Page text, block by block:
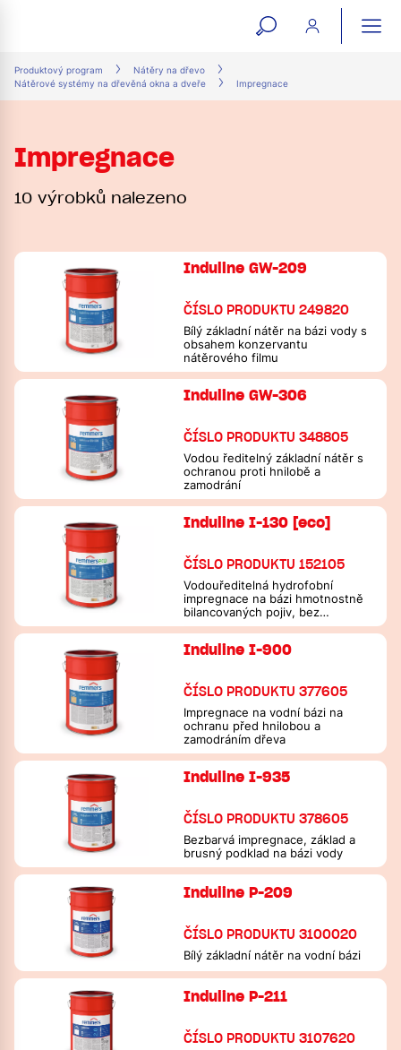
open
form
Produktový program
Nátěry na dřevo
Nátěrové systémy na dřevěná okna a dveře
Impregnace
Impregnace
10 výrobků nalezeno
Induline GW-209
ČÍSLO PRODUKTU 249820
Bílý základní nátěr na bázi vody s
obsahem konzervantu
nátěrového filmu
Induline GW-306
ČÍSLO PRODUKTU 348805
Vodou ředitelný základní nátěr s
ochranou proti hnilobě a
zamodrání
Induline I-130 [eco]
ČÍSLO PRODUKTU 152105
Vodouředitelná hydrofobní
impregnace na bázi hmotnostně
bilancovaných pojiv, bez
konzervačních látek a biocidů pro
filmu
Induline I-900
ČÍSLO PRODUKTU 377605
Impregnace na vodní bázi na
ochranu před hnilobou a
zamodráním dřeva
Induline I-935
ČÍSLO PRODUKTU 378605
Bezbarvá impregnace, základ a
brusný podklad na bázi vody
Induline P-209
ČÍSLO PRODUKTU 3100020
Bílý základní nátěr na vodní bázi
Induline P-211
ČÍSLO PRODUKTU 3107620